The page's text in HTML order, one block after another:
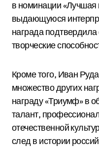
в номинации «Лучшая
выдающуюся
награда
творческие
Кроме того, Иван
множество других
награду «Триумф» в
талант,
отечественной
след в истории